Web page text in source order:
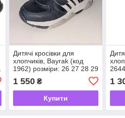
Дитячі кросівки для
хлопчиків, Bayrak (код
1962) розміри: 26 27 28 29
1 550₴
Купити
1